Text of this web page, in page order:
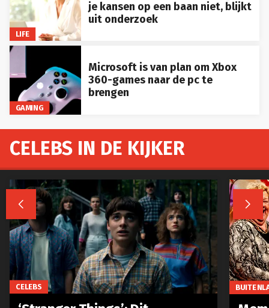
LIFE
je kansen op een baan niet, blijkt
uit onderzoek
GAMING
Microsoft is van plan om Xbox
360-games naar de pc te
brengen
CELEBS IN DE KIJKER
 
CELEBS